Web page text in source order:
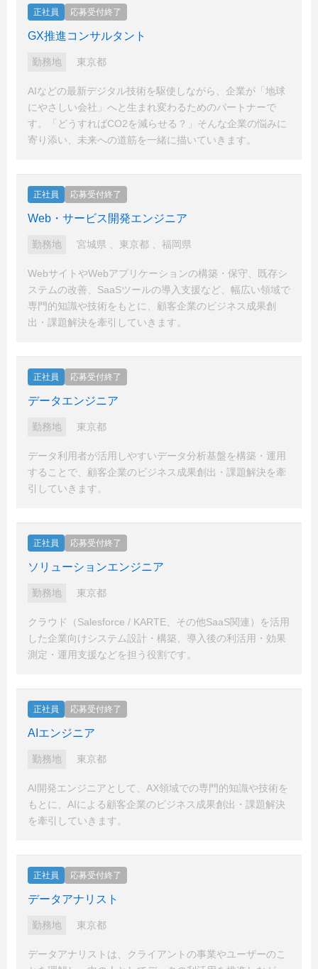
正社員 応募受付終了
GX推進コンサルタント
勤務地 東京都
AIなどの最新デジタル技術を駆使しながら、企業が「地球
にやさしい会社」へと生まれ変わるためのパートナーで
す。「どうすればCO2を減らせる？」そんな企業の悩みに
寄り添い、未来への道筋を一緒に描いていきます。
正社員 応募受付終了
Web・サービス開発エンジニア
勤務地 宮城県 東京都 福岡県
WebサイトやWebアプリケーションの構築・保守、既存シ
ステムの改善、SaaSツールの導入支援など、幅広い領域で
専門的知識や技術をもとに、顧客企業のビジネス成果創
出・課題解決を牽引していきます。
正社員 応募受付終了
データエンジニア
勤務地 東京都
データ利用者が活用しやすいデータ分析基盤を構築・運用
することで、顧客企業のビジネス成果創出・課題解決を牽
引していきます。
正社員 応募受付終了
ソリューションエンジニア
勤務地 東京都
クラウド（Salesforce / KARTE、その他SaaS関連）を活用
した企業向けシステム設計・構築、導入後の利活用・効果
測定・運用支援などを担う役割です。
正社員 応募受付終了
AIエンジニア
勤務地 東京都
AI開発エンジニアとして、AX領域での専門的知識や技術を
もとに、AIによる顧客企業のビジネス成果創出・課題解決
を牽引していきます。
正社員 応募受付終了
データアナリスト
勤務地 東京都
データアナリストは、クライアントの事業やユーザーのこ